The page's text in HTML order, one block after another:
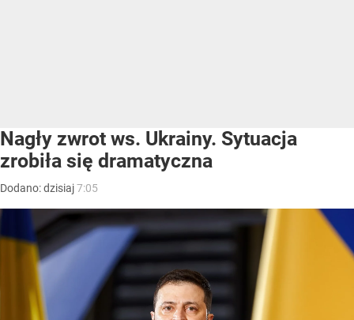
Nagły zwrot ws. Ukrainy. Sytuacja
zrobiła się dramatyczna
Dodano:dzisiaj7:05